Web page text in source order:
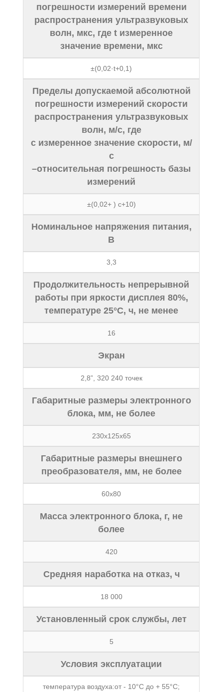
погрешности измерений времени
распространения ультразвуковых
волн, мкс, где t измеренное
значение времени, мкс
±(0,02·t+0,1)
Пределы допускаемой абсолютной
погрешности измерений скорости
распространения ультразвуковых
волн, м/с, где
с измеренное значение скорости, м/
с
–относительная погрешность базы
измерений
±(0,02+ ) с+10)
Номинальное напряжения питания,
В
3,3
Продолжительность непрерывной
работы при яркости дисплея 80%,
температуре 25°С, ч, не менее
16
Экран
2,8”, 320 240 точек
Габаритные размеры электронного
блока, мм, не более
230х125х65
Габаритные размеры внешнего
преобразователя, мм, не более
60х80
Масса электронного блока, г, не
более
420
Средняя наработка на отказ, ч
18 000
Установленный срок службы, лет
5
Условия эксплуатации
температура воздуха:от - 10°С до + 55°С;